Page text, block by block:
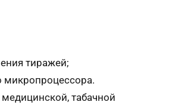
тиражей;
микропроцессора.
табачной